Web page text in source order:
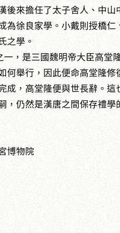
後來擔任了太子舍人、中
為徐良家學。小戴則授橋
之學。
是三國魏明帝大臣高堂
何舉行，因此便命高堂隆修
成，高堂隆便與世長辭。
，仍然是漢唐之間保存禮學
博物院